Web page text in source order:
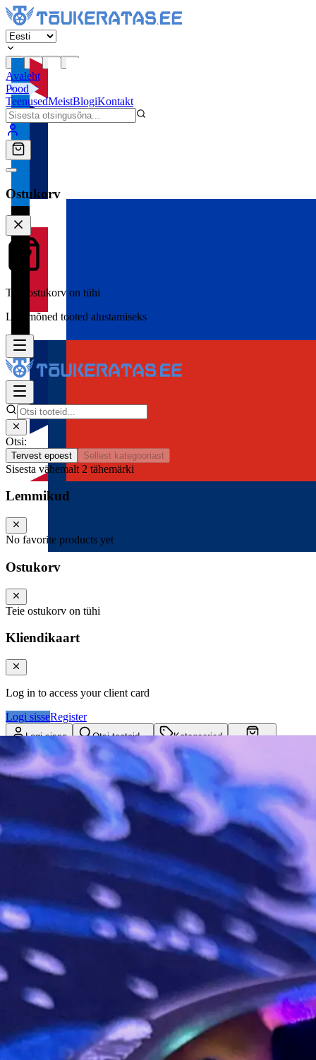
Avaleht
Pood
TeenusedMeistBlogiKontakt
Ostukorv
Teie ostukorv on tühi
Lisa mõned tooted alustamiseks
Otsi:
Tervest epoest Sellest kategooriast
Sisesta vähemalt 2 tähemärki
Lemmikud
No favorite products yet
Ostukorv
Teie ostukorv on tühi
Kliendikaart
Log in to access your client card
Logi sisseRegister
Logi sisse Otsi tooteid...
Kategooriad
Kliendikaart